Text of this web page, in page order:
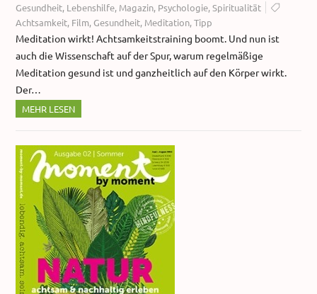
Gesundheit, Lebenshilfe, Magazin, Psychologie,Spiritualität
Achtsamkeit, Film,Gesundheit, Meditation,Tipp
Meditation wirkt! Achtsamkeitstraining boomt. Und nun ist
auch die Wissenschaft auf der Spur, warum regelmäßige
Meditation gesund ist und ganzheitlich auf den Körper wirkt.
Der…
MEHR LESEN